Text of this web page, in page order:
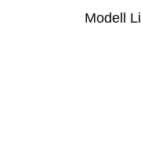
Modell